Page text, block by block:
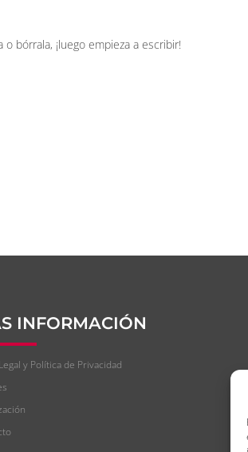
bórrala, ¡luego empieza a escribir!
INFORMACIÓN
y Política de Privacidad